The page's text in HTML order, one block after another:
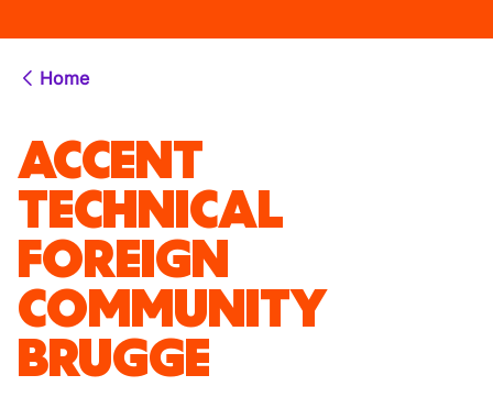
Home
ACCENT
TECHNICAL
FOREIGN
COMMUNITY
BRUGGE